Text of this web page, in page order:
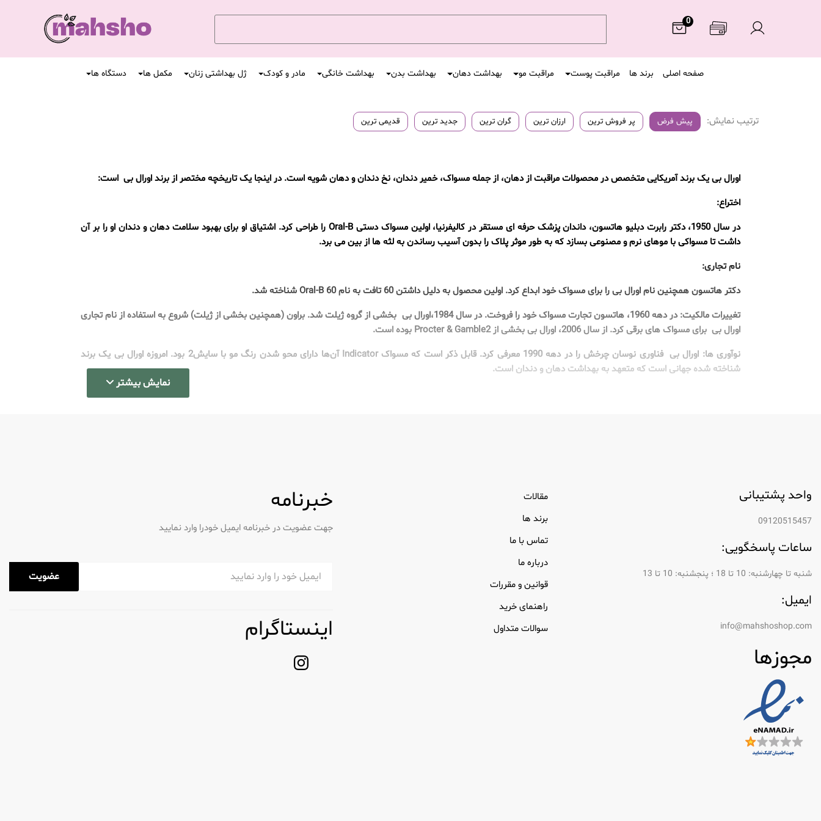
0
صفحه اصلی برند ها مراقبت پوست مراقبت مو بهداشت دهان بهداشت بدن بهداشت خانگی مادر و کودک ژل بهداشتی زنان مکمل ها دستگاه ها
ترتیب نمایش: پیش فرض پر فروش ترین ارزان ترین گران ترین جدید ترین قدیمی ترین
اورال بی یک برند آمریکایی متخصص در محصولات مراقبت از دهان، از جمله مسواک، خمیر دندان، نخ دندان و دهان شویه است. در اینجا یک تاریخچه مختصر از برند اورال بی است:
اختراع:
در سال 1950، دکتر رابرت دبلیو هاتسون، داندان پزشک حرفه ای مستقر در کالیفرنیا، اولین مسواک دستی Oral-B را طراحی کرد. اشتیاق او برای بهبود سلامت دهان و دندان او را بر آن
داشت تا مسواکی با موهای نرم و مصنوعی بسازد که به طور موثر پلاک را بدون آسیب رساندن به لثه ها از بین می برد.
نام تجاری:
دکتر هاتسون همچنین نام اورال بی را برای مسواک خود ابداع کرد. اولین محصول به دلیل داشتن 60 تافت به نام Oral-B 60 شناخته شد.
تغییرات مالکیت: در دهه 1960، هاتسون تجارت مسواک خود را فروخت. در سال 1984،اورال بی بخشی از گروه ژیلت شد. براون (همچنین بخشی از ژیلت) شروع به استفاده از نام تجاری
اورال بی برای مسواک های برقی کرد. از سال 2006، اورال بی بخشی از Procter & Gamble2 بوده است.
نوآوری ها: اورال بی فناوری نوسان چرخش را در دهه 1990 معرفی کرد. قابل ذکر است که مسواک Indicator آن‌ها دارای محو شدن رنگ مو با سایش2 بود. امروزه اورال بی یک برند
شناخته شده جهانی است که متعهد به بهداشت دهان و دندان است.
نمایش بیشتر
واحد پشتیبانی
09120515457
ساعات پاسخگویی:
شنبه تا چهارشنبه: 10 تا 18 ؛ پنجشنبه: 10 تا 13
ایمیل:
info@mahshoshop.com
مجوزها
مقالات
برند ها
تماس با ما
درباره ما
قوانین و مقررات
راهنمای خرید
سوالات متداول
خبرنامه
جهت عضویت در خبرنامه ایمیل خودرا وارد نمایید
عضویت
اینستاگرام